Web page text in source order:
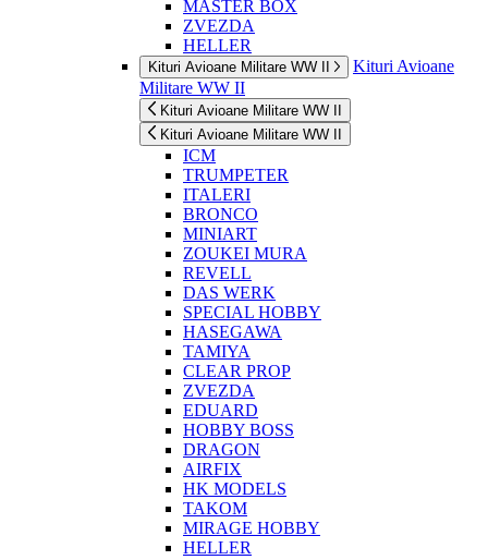
MASTER BOX
ZVEZDA
HELLER
Kituri Avioane Militare WW II
Kituri Avioane
Militare WW II
Kituri Avioane Militare WW II
Kituri Avioane Militare WW II
ICM
TRUMPETER
ITALERI
BRONCO
MINIART
ZOUKEI MURA
REVELL
DAS WERK
SPECIAL HOBBY
HASEGAWA
TAMIYA
CLEAR PROP
ZVEZDA
EDUARD
HOBBY BOSS
DRAGON
AIRFIX
HK MODELS
TAKOM
MIRAGE HOBBY
HELLER